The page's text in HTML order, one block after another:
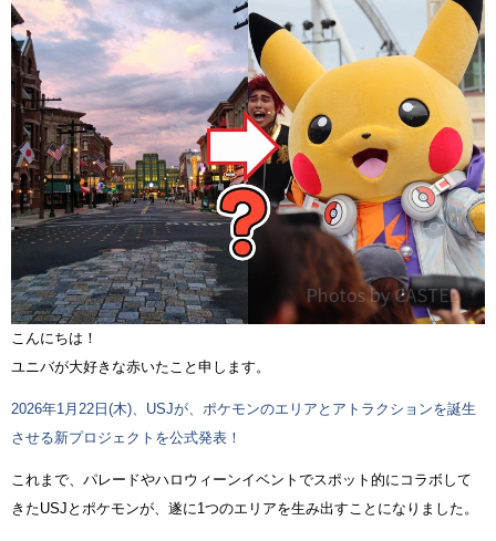
こんにちは！
ユニバが大好きな赤いたこと申します。
2026年1月22日(木)、USJが、ポケモンのエリアとアトラクションを誕生
させる新プロジェクトを公式発表！
これまで、パレードやハロウィーンイベントでスポット的にコラボして
きたUSJとポケモンが、遂に1つのエリアを生み出すことになりました。